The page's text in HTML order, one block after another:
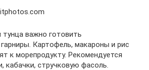
тунца важно готовить
Картофель, макароны и рис
к морепродукту. Рекомендуется
кабачки, стручковую фасоль.